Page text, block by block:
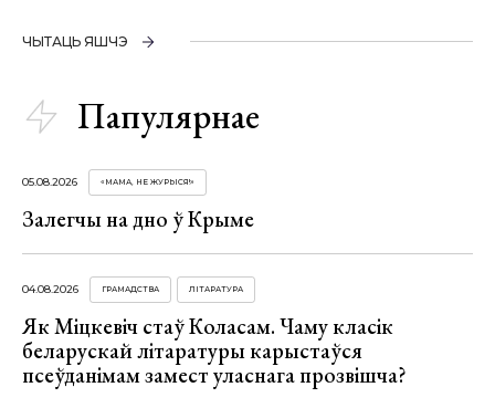
ЧЫТАЦЬ ЯШЧЭ
Папулярнае
05.08.2026 «МАМА, НЕ ЖУРЫСЯ!»
Залегчы на дно ў Крыме
04.08.2026 ГРАМАДСТВА ЛІТАРАТУРА
Як Міцкевіч стаў Коласам. Чаму класік
беларускай літаратуры карыстаўся
псеўданімам замест уласнага прозвішча?